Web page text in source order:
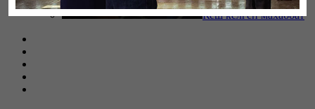
Кеш келген махаббат